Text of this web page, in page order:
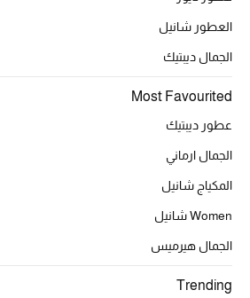
تسوقوا الحقائب
الموسم الجديد
أحذية النسائية
العطور شانيل
الجمال ديبتيك
Most Favourited
عطور ديبتيك
الجمال ارماني
المكياج شانيل
Women شانيل
الجمال هيرميس
Trending